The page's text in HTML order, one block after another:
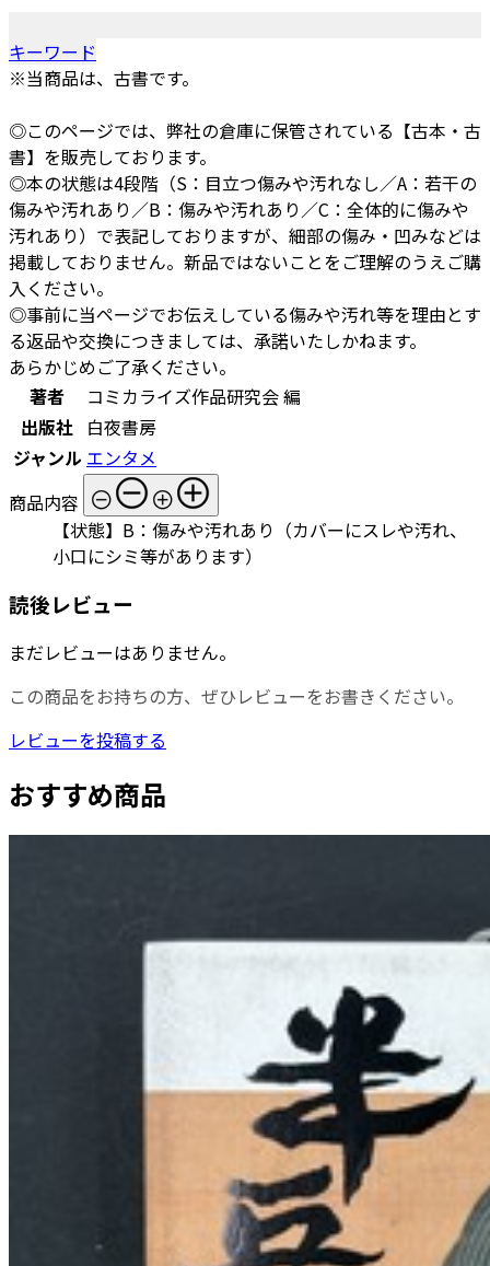
キーワード
※当商品は、古書です。
◎このページでは、弊社の倉庫に保管されている【古本・古
書】を販売しております。
◎本の状態は4段階（S：目立つ傷みや汚れなし／A：若干の
傷みや汚れあり／B：傷みや汚れあり／C：全体的に傷みや
汚れあり）で表記しておりますが、細部の傷み・凹みなどは
掲載しておりません。新品ではないことをご理解のうえご購
入ください。
◎事前に当ページでお伝えしている傷みや汚れ等を理由とす
る返品や交換につきましては、承諾いたしかねます。
あらかじめご了承ください。
著者
コミカライズ作品研究会 編
出版社
白夜書房
ジャンル エンタメ
商品内容
【状態】B：傷みや汚れあり（カバーにスレや汚れ、
小口にシミ等があります）
読後レビュー
まだレビューはありません。
この商品をお持ちの方、ぜひレビューをお書きください。
レビューを投稿する
おすすめ商品